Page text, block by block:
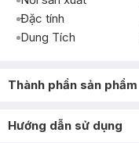
Đặc tính
Dung Tích
Thành phần sản phẩm
Hướng dẫn sử dụng